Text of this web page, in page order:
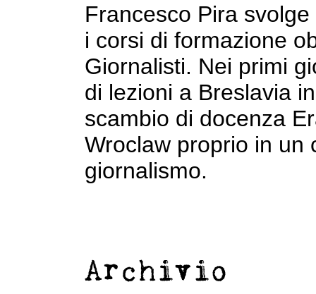
Francesco Pira
i corsi di formazione
Giornalisti. Nei primi
di lezioni a Breslavia
scambio di docenza
Wroclaw proprio in un
giornalismo.
Archivio